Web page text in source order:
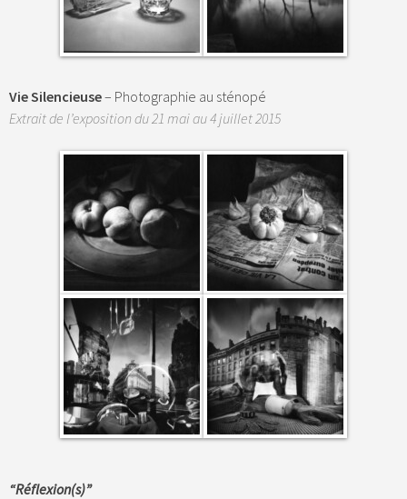
Vie Silencieuse– Photographie au sténopé
Extrait de l’exposition du 21 mai au 4 juillet 2015
“Réflexion(s)”